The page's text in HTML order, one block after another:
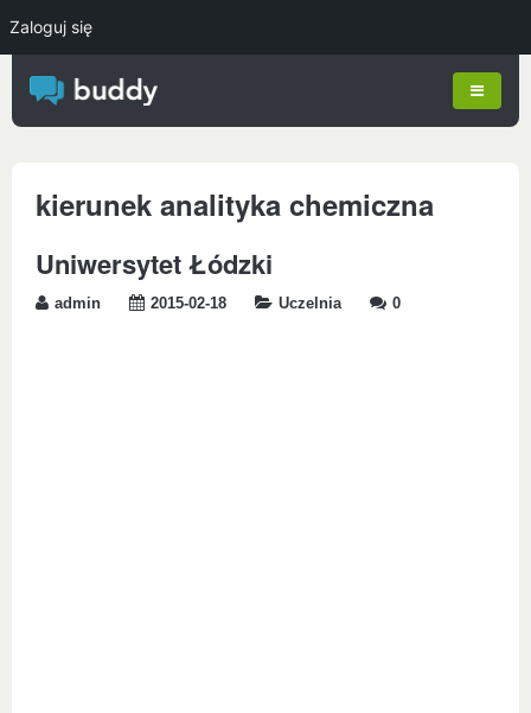
kierunek analityka chemiczna
Uniwersytet Łódzki
admin 2015-02-18 Uczelnia 0
Zaloguj się